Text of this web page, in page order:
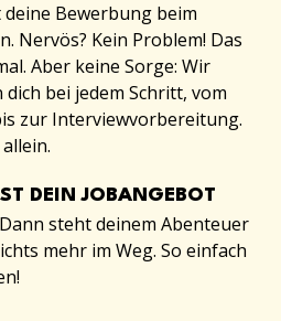
Bewerbung beim
Nervös? Kein Problem! Das
Aber keine Sorge: Wir
bei jedem Schritt, vom
zur Interviewvorbereitung.
DEIN JOBANGEBOT
steht deinem Abenteuer
mehr im Weg. So einfach